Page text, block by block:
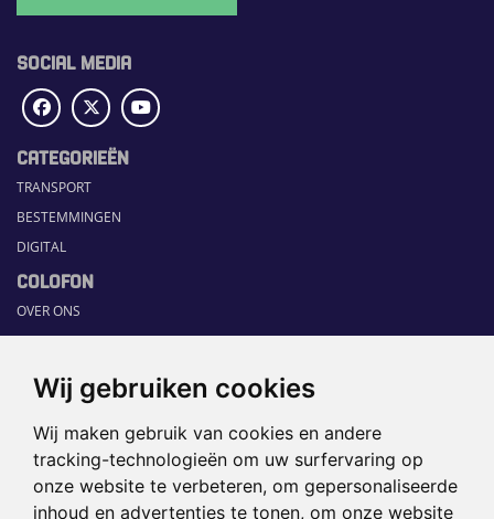
Wij gebruiken cookies
Wij maken gebruik van cookies en andere
tracking-technologieën om uw surfervaring op
onze website te verbeteren, om gepersonaliseerde
inhoud en advertenties te tonen, om onze website
SOCIAL MEDIA
CATEGORIEËN
TRANSPORT
BESTEMMINGEN
DIGITAL
COLOFON
OVER ONS
COMMUNICATION PLATFORM
RUBRIEKEN
HOME
SECTORGIDS
JOBS